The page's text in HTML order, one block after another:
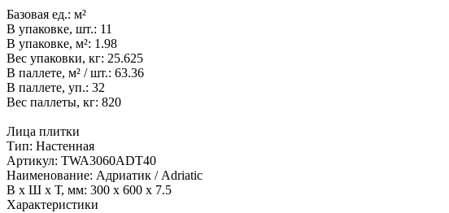
Базовая ед.: м²
В упаковке, шт.: 11
В упаковке, м²: 1.98
Вес упаковки, кг: 25.625
В паллете, м² / шт.: 63.36
В паллете, уп.: 32
Вес паллеты, кг: 820
Лица плитки
Тип: Настенная
Артикул: TWA3060ADT40
Наименование: Адриатик / Adriatic
В x Ш x Т, мм: 300 x 600 x 7.5
Характеристики